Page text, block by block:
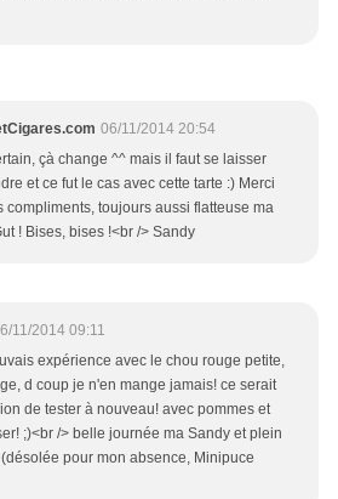
06/11/2014 20:54
çà change ^^ mais il faut se laisser
et ce fut le cas avec cette tarte :) Merci
compliments, toujours aussi flatteuse ma
! Bises, bises !<br /> Sandy
11/2014 09:11
expérience avec le chou rouge petite,
d coup je n'en mange jamais! ce serait
de tester à nouveau! avec pommes et
;)<br /> belle journée ma Sandy et plein
pour mon absence, Minipuce